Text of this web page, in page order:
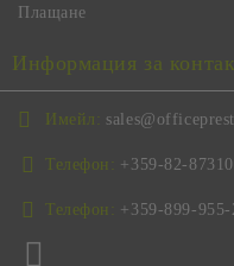
Плащане
Информация за
Имейл:
Телефон: +359-82-
Телефон: +359-899-955-